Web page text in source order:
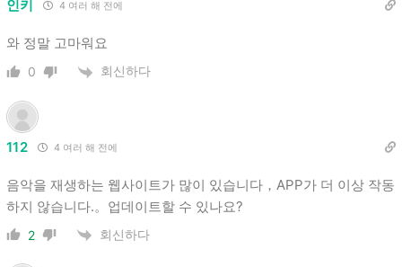
인키 4 여러 해 전에
와 정말 고마워요
0 회신하다
112 4 여러 해 전에
음악을 재생하는 웹사이트가 많이 있습니다，APP가 더 이상 작동
하지 않습니다.。업데이트할 수 있나요?
2 회신하다